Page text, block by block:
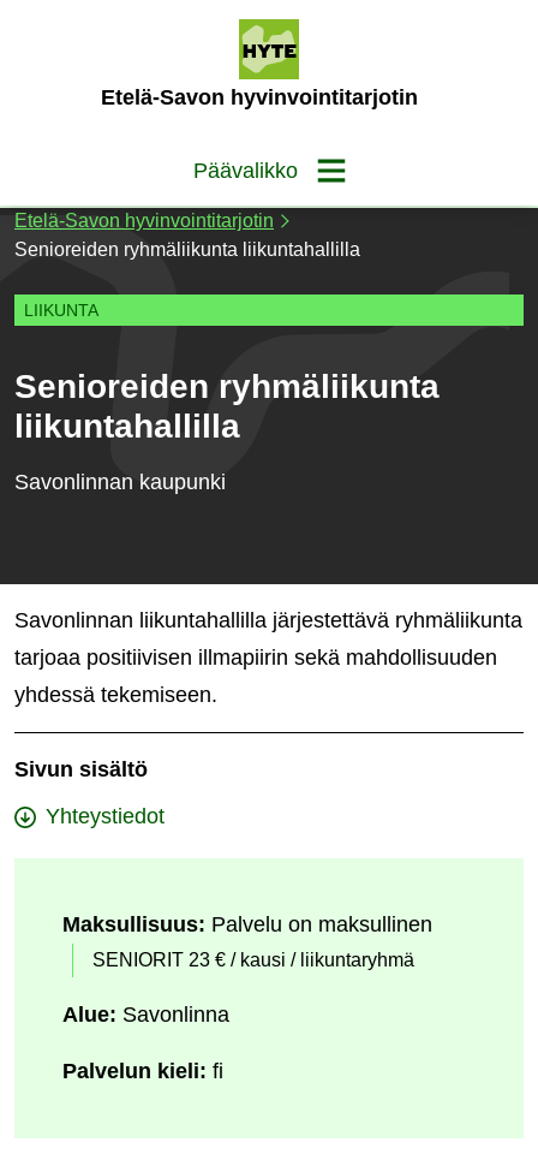
Etelä-Savon hyvinvointitarjotin
Päävalikko
Etelä-Savon hyvinvointitarjotin
Senioreiden ryhmäliikunta liikuntahallilla
LIIKUNTA
Senioreiden ryhmäliikunta
liikuntahallilla
Savonlinnan kaupunki
Savonlinnan liikuntahallilla järjestettävä ryhmäliikunta
tarjoaa positiivisen illmapiirin sekä mahdollisuuden
yhdessä tekemiseen.
Sivun sisältö
Yhteystiedot
Maksullisuus: Palvelu on maksullinen
SENIORIT 23 € / kausi / liikuntaryhmä
Alue: Savonlinna
Palvelun kieli: fi